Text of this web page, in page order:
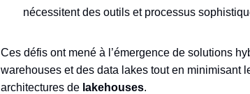
nécessitent des outils et processus
Ces défis ont mené à l’émergence de solutions
warehouses et des data lakes tout en minimisant
architectures de lakehouses.